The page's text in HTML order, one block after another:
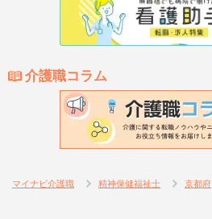
介護職コラム
マイナビ介護職 精神保健福祉士 京都府